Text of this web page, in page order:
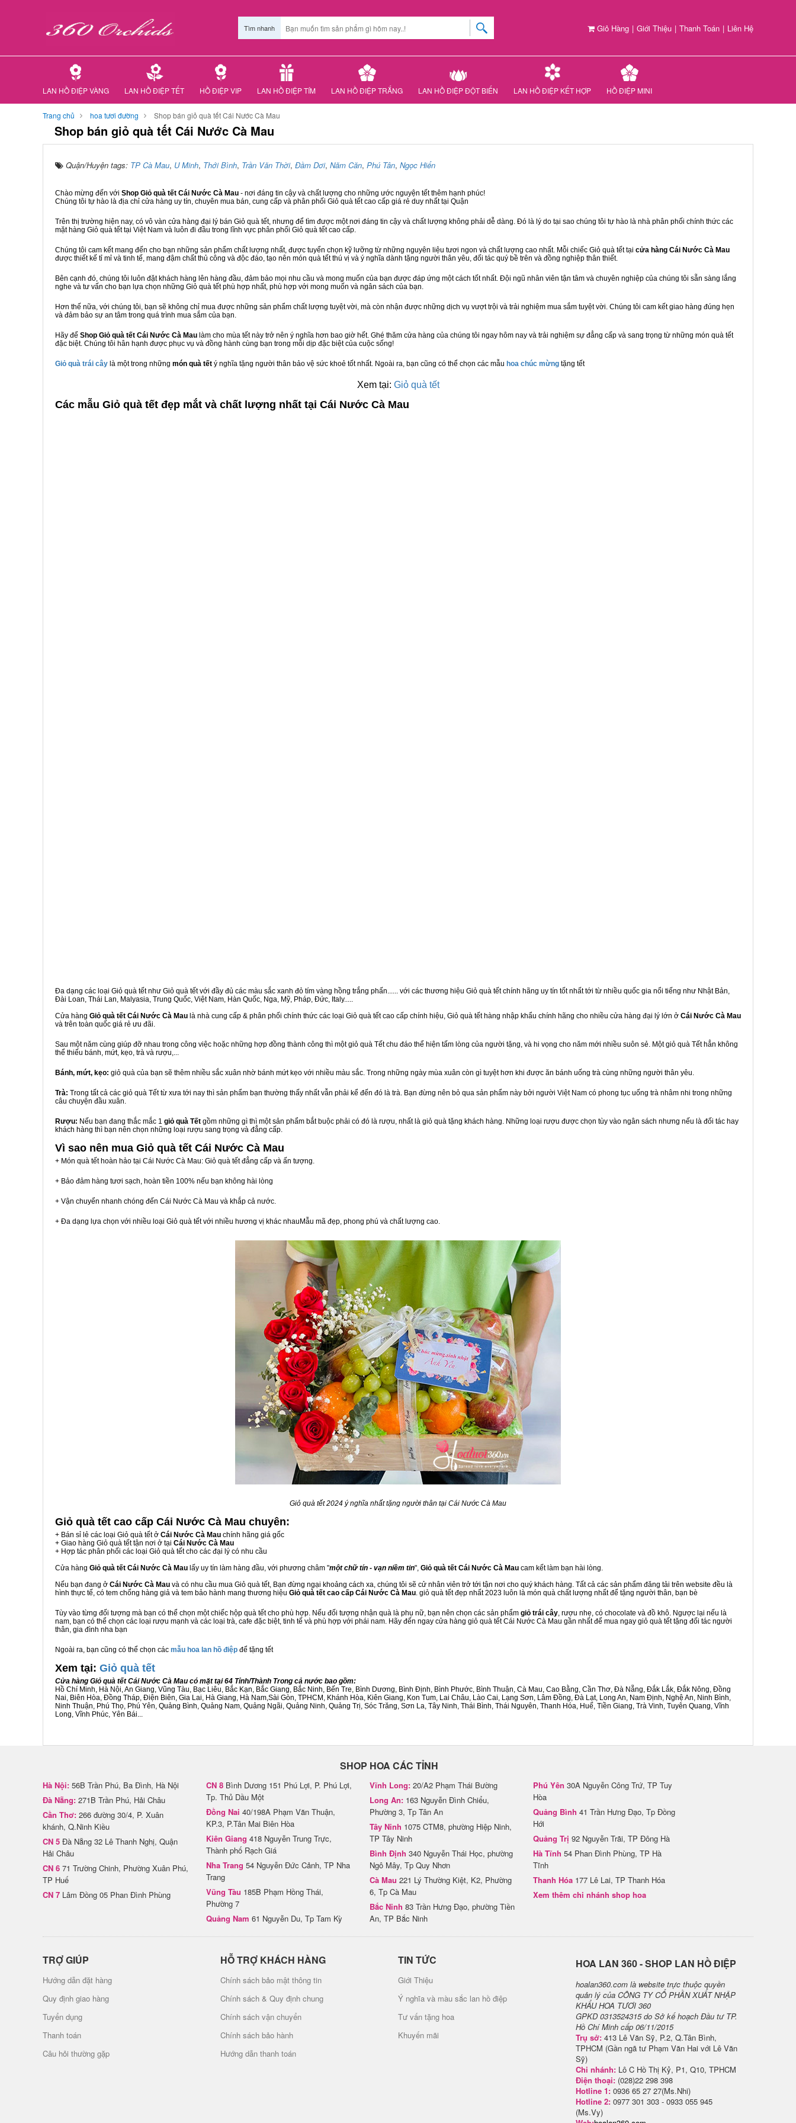
Giỏ Hàng | Giới Thiệu | Thanh Toán | Liên Hệ
Tìm nhanh
LAN HỒ ĐIỆP VÀNG LAN HỒ ĐIỆP TẾT HỒ ĐIỆP VIP LAN HỒ ĐIỆP TÍM LAN HỒ ĐIỆP TRẮNG LAN HỒ ĐIỆP ĐỘT BIẾN LAN HỒ ĐIỆP KẾT HỢP HỒ ĐIỆP MINI
Trang chủ hoa tươi đường Shop bán giỏ quà tết Cái Nước Cà Mau
Shop bán giỏ quà tết Cái Nước Cà Mau
Quận/Huyện tags: TP Cà Mau, U Minh, Thới Bình, Trần Văn Thời, Đầm Dơi, Năm Căn, Phú Tân, Ngọc Hiển
Chào mừng đến với Shop Giỏ quà tết Cái Nước Cà Mau - nơi đáng tin cậy và chất lượng cho những ước nguyện tết thêm hạnh phúc!
Chúng tôi tự hào là địa chỉ cửa hàng uy tín, chuyên mua bán, cung cấp và phân phối Giỏ quà tết cao cấp giá rẻ duy nhất tại Quận
Trên thị trường hiện nay, có vô vàn cửa hàng đại lý bán Giỏ quà tết, nhưng để tìm được một nơi đáng tin cậy và chất lượng không phải dễ dàng. Đó là lý do tại sao chúng tôi tự hào là nhà phân phối chính thức các
mặt hàng Giỏ quà tết tại Việt Nam và luôn đi đầu trong lĩnh vực phân phối Giỏ quà tết cao cấp.
Chúng tôi cam kết mang đến cho bạn những sản phẩm chất lượng nhất, được tuyển chọn kỹ lưỡng từ những nguyên liệu tươi ngon và chất lượng cao nhất. Mỗi chiếc Giỏ quà tết tại cửa hàng Cái Nước Cà Mau
được thiết kế tỉ mỉ và tinh tế, mang đậm chất thủ công và độc đáo, tạo nên món quà tết thú vị và ý nghĩa dành tặng người thân yêu, đối tác quý bề trên và đồng nghiệp thân thiết.
Bên cạnh đó, chúng tôi luôn đặt khách hàng lên hàng đầu, đảm bảo mọi nhu cầu và mong muốn của bạn được đáp ứng một cách tốt nhất. Đội ngũ nhân viên tận tâm và chuyên nghiệp của chúng tôi sẵn sàng lắng
nghe và tư vấn cho bạn lựa chọn những Giỏ quà tết phù hợp nhất, phù hợp với mong muốn và ngân sách của bạn.
Hơn thế nữa, với chúng tôi, bạn sẽ không chỉ mua được những sản phẩm chất lượng tuyệt vời, mà còn nhận được những dịch vụ vượt trội và trải nghiệm mua sắm tuyệt vời. Chúng tôi cam kết giao hàng đúng hẹn
và đảm bảo sự an tâm trong quá trình mua sắm của bạn.
Hãy để Shop Giỏ quà tết Cái Nước Cà Mau làm cho mùa tết này trở nên ý nghĩa hơn bao giờ hết. Ghé thăm cửa hàng của chúng tôi ngay hôm nay và trải nghiệm sự đẳng cấp và sang trọng từ những món quà tết
đặc biệt. Chúng tôi hân hạnh được phục vụ và đồng hành cùng bạn trong mỗi dịp đặc biệt của cuộc sống!
Giỏ quà trái cây là một trong những món quà tết ý nghĩa tặng người thân bảo vệ sức khoẻ tốt nhất. Ngoài ra, bạn cũng có thể chọn các mẫu hoa chúc mừng tặng tết
Xem tại: Giỏ quà tết
Các mẫu Giỏ quà tết đẹp mắt và chất lượng nhất tại Cái Nước Cà Mau
Đa dạng các loại Giỏ quà tết như Giỏ quà tết với đầy đủ các màu sắc xanh đỏ tím vàng hồng trắng phấn...... với các thương hiệu Giỏ quà tết chính hãng uy tín tốt nhất tới từ nhiều quốc gia nổi tiếng như Nhật Bản,
Đài Loan, Thái Lan, Malyasia, Trung Quốc, Việt Nam, Hàn Quốc, Nga, Mỹ, Pháp, Đức, Italy.....
Cửa hàng Giỏ quà tết Cái Nước Cà Mau là nhà cung cấp & phân phối chính thức các loại Giỏ quà tết cao cấp chính hiệu, Giỏ quà tết hàng nhập khẩu chính hãng cho nhiều cửa hàng đại lý lớn ở Cái Nước Cà Mau
và trên toàn quốc giá rẻ ưu đãi.
Sau một năm cùng giúp đỡ nhau trong công việc hoặc những hợp đồng thành công thì một giỏ quà Tết chu đáo thể hiện tấm lòng của người tặng, và hi vọng cho năm mới nhiều suôn sẻ. Một giỏ quà Tết hẳn không
thể thiếu bánh, mứt, kẹo, trà và rượu,...
Bánh, mứt, kẹo: giỏ quà của bạn sẽ thêm nhiều sắc xuân nhờ bánh mứt kẹo với nhiều màu sắc. Trong những ngày mùa xuân còn gì tuyệt hơn khi được ăn bánh uống trà cùng những người thân yêu.
Trà: Trong tất cả các giỏ quà Tết từ xưa tới nay thì sản phẩm bạn thường thấy nhất vẫn phải kể đến đó là trà. Bạn đừng nên bỏ qua sản phẩm này bởi người Việt Nam có phong tục uống trà nhâm nhi trong những
câu chuyện đầu xuân.
Rượu: Nếu bạn đang thắc mắc 1 giỏ quà Tết gồm những gì thì một sản phẩm bắt buộc phải có đó là rượu, nhất là giỏ quà tặng khách hàng. Những loại rượu được chọn tùy vào ngân sách nhưng nếu là đối tác hay
khách hàng thì bạn nên chọn những loại rượu sang trọng và đẳng cấp.
Vì sao nên mua Giỏ quà tết Cái Nước Cà Mau
+ Món quà tết hoàn hảo tại Cái Nước Cà Mau: Giỏ quà tết đẳng cấp và ấn tượng.
+ Bảo đảm hàng tươi sạch, hoàn tiền 100% nếu bạn không hài lòng
+ Vận chuyển nhanh chóng đến Cái Nước Cà Mau và khắp cả nước.
+ Đa dạng lựa chọn với nhiều loại Giỏ quà tết với nhiều hương vị khác nhauMẫu mã đẹp, phong phú và chất lượng cao.
Giỏ quà tết 2024 ý nghĩa nhất tặng người thân tại Cái Nước Cà Mau
Giỏ quà tết cao cấp Cái Nước Cà Mau chuyên:
+ Bán sỉ lẻ các loại Giỏ quà tết ở Cái Nước Cà Mau chính hãng giá gốc
+ Giao hàng Giỏ quà tết tận nơi ở tại Cái Nước Cà Mau
+ Hợp tác phân phối các loại Giỏ quà tết cho các đại lý có nhu cầu
Cửa hàng Giỏ quà tết Cái Nước Cà Mau lấy uy tín làm hàng đầu, với phương châm "một chữ tín - vạn niềm tin", Giỏ quà tết Cái Nước Cà Mau cam kết làm bạn hài lòng.
Nếu bạn đang ở Cái Nước Cà Mau và có nhu cầu mua Giỏ quà tết, Bạn đừng ngại khoảng cách xa, chúng tôi sẽ cử nhân viên trở tới tận nơi cho quý khách hàng. Tất cả các sản phẩm đăng tải trên website đều là
hình thực tế, có tem chống hàng giả và tem bảo hành mang thương hiệu Giỏ quà tết cao cấp Cái Nước Cà Mau. giỏ quà tết đẹp nhất 2023 luôn là món quà chất lượng nhất để tặng người thân, bạn bè
Tùy vào từng đối tượng mà bạn có thể chọn một chiếc hộp quà tết cho phù hợp. Nếu đối tượng nhận quà là phụ nữ, bạn nên chọn các sản phẩm giỏ trái cây, rượu nhẹ, có chocolate và đồ khô. Ngược lại nếu là
nam, bạn có thể chọn các loại rượu mạnh và các loại trà, cafe đặc biệt, tinh tế và phù hợp với phái nam. Hãy đến ngay cửa hàng giỏ quà tết Cái Nước Cà Mau gần nhất để mua ngay giỏ quà tết tặng đối tác người
thân, gia đình nha bạn
Ngoài ra, bạn cũng có thể chọn các mẫu hoa lan hồ điệp để tặng tết
Xem tại: Giỏ quà tết
Cửa hàng Giỏ quà tết Cái Nước Cà Mau có mặt tại 64 Tỉnh/Thành Trong cả nước bao gồm:
Hồ Chí Minh, Hà Nội, An Giang, Vũng Tàu, Bạc Liêu, Bắc Kạn, Bắc Giang, Bắc Ninh, Bến Tre, Bình Dương, Bình Định, Bình Phước, Bình Thuận, Cà Mau, Cao Bằng, Cần Thơ, Đà Nẵng, Đắk Lắk, Đắk Nông, Đồng
Nai, Biên Hòa, Đồng Tháp, Điện Biên, Gia Lai, Hà Giang, Hà Nam,Sài Gòn, TPHCM, Khánh Hòa, Kiên Giang, Kon Tum, Lai Châu, Lào Cai, Lạng Sơn, Lâm Đồng, Đà Lạt, Long An, Nam Định, Nghệ An, Ninh Bình,
Ninh Thuận, Phú Thọ, Phú Yên, Quảng Bình, Quảng Nam, Quảng Ngãi, Quảng Ninh, Quảng Trị, Sóc Trăng, Sơn La, Tây Ninh, Thái Bình, Thái Nguyên, Thanh Hóa, Huế, Tiền Giang, Trà Vinh, Tuyên Quang, Vĩnh
Long, Vĩnh Phúc, Yên Bái...
SHOP HOA CÁC TỈNH
Hà Nội: 56B Trần Phú, Ba Đình, Hà Nội
Đà Nẵng: 271B Trần Phú, Hải Châu
Cần Thơ: 266 đường 30/4, P. Xuân
khánh, Q.Ninh Kiều
CN 5 Đà Nẵng 32 Lê Thanh Nghị, Quận
Hải Châu
CN 6 71 Trường Chinh, Phường Xuân Phú,
TP Huế
CN 7 Lâm Đồng 05 Phan Đình Phùng
CN 8 Bình Dương 151 Phú Lợi, P. Phú Lợi,
Tp. Thủ Dầu Một
Đồng Nai 40/198A Phạm Văn Thuận,
KP.3, P.Tân Mai Biên Hòa
Kiên Giang 418 Nguyễn Trung Trực,
Thành phố Rạch Giá
Nha Trang 54 Nguyễn Đức Cảnh, TP Nha
Trang
Vũng Tàu 185B Phạm Hồng Thái,
Phường 7
Quảng Nam 61 Nguyễn Du, Tp Tam Kỳ
Vĩnh Long: 20/A2 Phạm Thái Bường
Long An: 163 Nguyễn Đình Chiểu,
Phường 3, Tp Tân An
Tây Ninh 1075 CTM8, phường Hiệp Ninh,
TP Tây Ninh
Bình Định 340 Nguyễn Thái Học, phường
Ngô Mây, Tp Quy Nhơn
Cà Mau 221 Lý Thường Kiệt, K2, Phường
6, Tp Cà Mau
Bắc Ninh 83 Trần Hưng Đạo, phường Tiền
An, TP Bắc Ninh
Phú Yên 30A Nguyễn Công Trứ, TP Tuy
Hòa
Quảng Bình 41 Trần Hưng Đạo, Tp Đồng
Hới
Quảng Trị 92 Nguyễn Trãi, TP Đông Hà
Hà Tĩnh 54 Phan Đình Phùng, TP Hà
Tĩnh
Thanh Hóa 177 Lê Lai, TP Thanh Hóa
Xem thêm chi nhánh shop hoa
TRỢ GIÚP
Hướng dẫn đặt hàng
Quy định giao hàng
Tuyển dụng
Thanh toán
Câu hỏi thường gặp
HỖ TRỢ KHÁCH HÀNG
Chính sách bảo mật thông tin
Chính sách & Quy định chung
Chính sách vận chuyển
Chính sách bảo hành
Hướng dẫn thanh toán
TIN TỨC
Giới Thiệu
Ý nghĩa và màu sắc lan hồ điệp
Tư vấn tặng hoa
Khuyến mãi
H​OA LAN 360 - SHOP LAN HỒ ĐIỆP
hoalan360.com là website trực thuộc quyền
quản lý của CÔNG TY CỔ PHẦN XUẤT NHẬP
KHẨU HOA TƯƠI 360
GPKD 0313524315 do Sở kế hoạch Đầu tư TP.
Hồ Chí Minh cấp 06/11/2015
Trụ sở: 413 Lê Văn Sỹ, P.2, Q.Tân Bình,
TPHCM (Gần ngã tư Phạm Văn Hai với Lê Văn
Sỹ)
Chi nhánh: Lô C Hồ Thị Kỷ, P1, Q10, TPHCM
Điện thoại: (028)22 298 398
Hotline 1: 0936 65 27 27(Ms.Nhi)
Hotline 2: 0977 301 303 - 0933 055 945
(Ms.Vy)